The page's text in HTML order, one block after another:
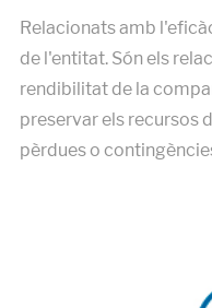
Relacionats amb
de l'entitat. Són els
rendibilitat de la
preservar els recursos
pèrdues o